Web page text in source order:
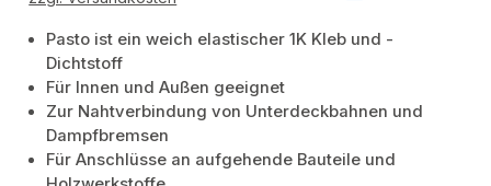
Pasto ist ein weich elastischer 1K Kleb und -
Dichtstoff
Für Innen und Außen geeignet
Zur Nahtverbindung von Unterdeckbahnen und
Dampfbremsen
Für Anschlüsse an aufgehende Bauteile und